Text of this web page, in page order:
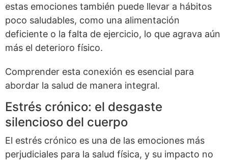
estas emociones también puede llevar a hábitos
poco saludables, como una alimentación
deficiente o la falta de ejercicio, lo que agrava aún
más el deterioro físico.
Comprender esta conexión es esencial para
abordar la salud de manera integral.
Estrés crónico: el desgaste
silencioso del cuerpo
El estrés crónico es una de las emociones más
perjudiciales para la salud física, y su impacto no